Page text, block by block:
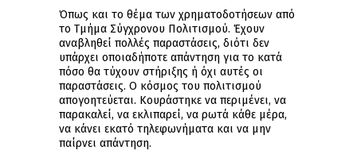
Όπως και το θέμα των χρηματοδοτήσεων από
το Τμήμα Σύγχρονου Πολιτισμού. Έχουν
αναβληθεί πολλές παραστάσεις, διότι δεν
υπάρχει οποιαδήποτε απάντηση για το κατά
πόσο θα τύχουν στήριξης ή όχι αυτές οι
παραστάσεις. Ο κόσμος του πολιτισμού
απογοητεύεται. Κουράστηκε να περιμένει, να
παρακαλεί, να εκλιπαρεί, να ρωτά κάθε μέρα,
να κάνει εκατό τηλεφωνήματα και να μην
παίρνει απάντηση.